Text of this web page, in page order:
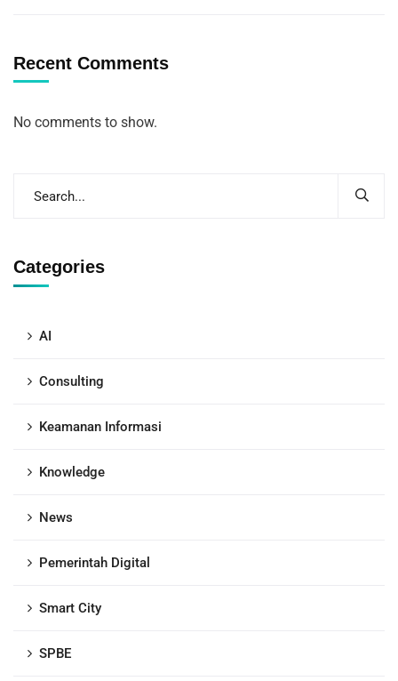
Recent Comments
No comments to show.
Categories
AI
Consulting
Keamanan Informasi
Knowledge
News
Pemerintah Digital
Smart City
SPBE